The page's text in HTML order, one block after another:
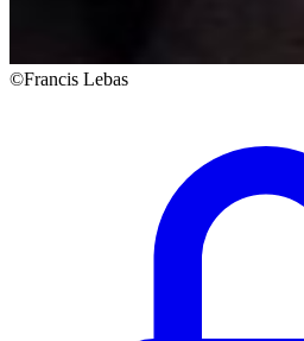
©Francis Lebas